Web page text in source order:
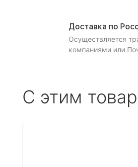
Доставка по
Осуществляется
компаниями или
С этим